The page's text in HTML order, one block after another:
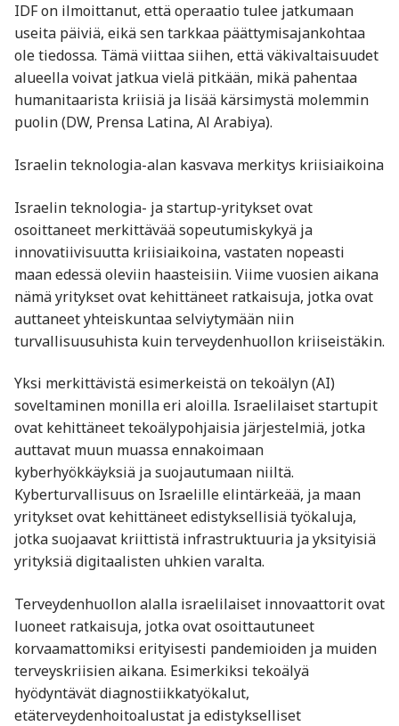
IDF on ilmoittanut, että operaatio tulee jatkumaan
useita päiviä, eikä sen tarkkaa päättymisajankohtaa
ole tiedossa. Tämä viittaa siihen, että väkivaltaisuudet
alueella voivat jatkua vielä pitkään, mikä pahentaa
humanitaarista kriisiä ja lisää kärsimystä molemmin
puolin (DW, Prensa Latina, Al Arabiya).
Israelin teknologia-alan kasvava merkitys kriisiaikoina
Israelin teknologia- ja startup-yritykset ovat
osoittaneet merkittävää sopeutumiskykyä ja
innovatiivisuutta kriisiaikoina, vastaten nopeasti
maan edessä oleviin haasteisiin. Viime vuosien aikana
nämä yritykset ovat kehittäneet ratkaisuja, jotka ovat
auttaneet yhteiskuntaa selviytymään niin
turvallisuusuhista kuin terveydenhuollon kriiseistäkin.
Yksi merkittävistä esimerkeistä on tekoälyn (AI)
soveltaminen monilla eri aloilla. Israelilaiset startupit
ovat kehittäneet tekoälypohjaisia järjestelmiä, jotka
auttavat muun muassa ennakoimaan
kyberhyökkäyksiä ja suojautumaan niiltä.
Kyberturvallisuus on Israelille elintärkeää, ja maan
yritykset ovat kehittäneet edistyksellisiä työkaluja,
jotka suojaavat kriittistä infrastruktuuria ja yksityisiä
yrityksiä digitaalisten uhkien varalta.
Terveydenhuollon alalla israelilaiset innovaattorit ovat
luoneet ratkaisuja, jotka ovat osoittautuneet
korvaamattomiksi erityisesti pandemioiden ja muiden
terveyskriisien aikana. Esimerkiksi tekoälyä
hyödyntävät diagnostiikkatyökalut,
etäterveydenhoitoalustat ja edistykselliset